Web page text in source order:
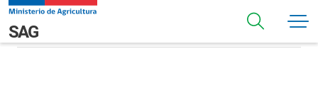
Pasar al contenido principal
Navegación principal
SAG
Suelos